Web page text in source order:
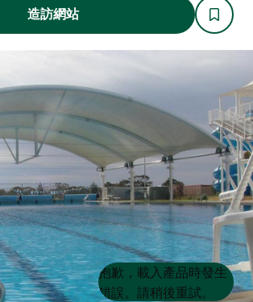
造訪網站
Product
List
Product
List
抱歉，載入產品時發生
錯誤。請稍後重試。